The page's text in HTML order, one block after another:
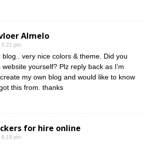
Almelo
5:21 pm
blog.. very nice colors & theme. Did you
yourself? Plz reply back as I’m
my own blog and would like to know
this from. thanks
for hire online
6:19 pm